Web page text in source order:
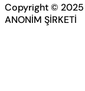
Copyright © 2025
ANONİM ŞİRKETİ